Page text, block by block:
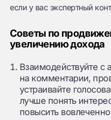
если у вас экспертный
Советы по
увеличению дохода
Взаимодействуйте с
на комментарии,
устраивайте
лучше понять
повысить